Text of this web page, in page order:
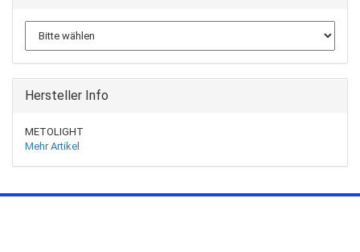
Hersteller Info
METOLIGHT
Mehr Artikel